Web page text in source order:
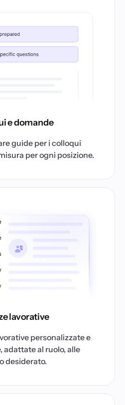
e domande
guide per i colloqui
per ogni posizione.
lavorative
personalizzate e
adattate al ruolo, alle
desiderato.